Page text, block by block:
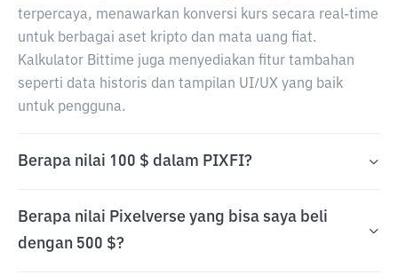
terpercaya, menawarkan konversi kurs secara real-time
untuk berbagai aset kripto dan mata uang fiat.
Kalkulator Bittime juga menyediakan fitur tambahan
seperti data historis dan tampilan UI/UX yang baik
untuk pengguna.
Berapa nilai 100 $ dalam PIXFI?
Berapa nilai Pixelverse yang bisa saya beli
dengan 500 $?